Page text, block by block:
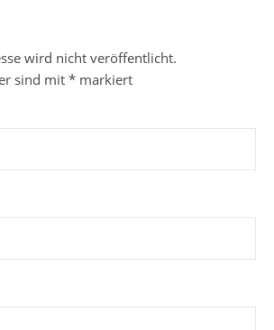
wird nicht veröffentlicht.
sind mit * markiert